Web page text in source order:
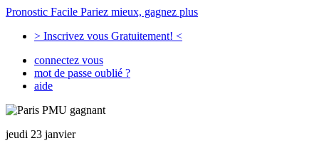
Pronostic Facile Pariez mieux, gagnez plus
> Inscrivez vous Gratuitement! <
connectez vous
mot de passe oublié ?
aide
jeudi 23 janvier